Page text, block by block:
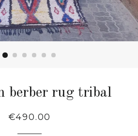
berber rug tribal
Regular
€490.00